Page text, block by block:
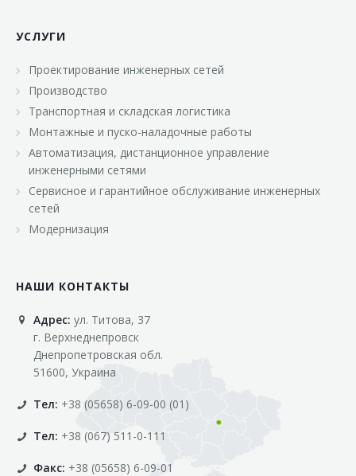
УСЛУГИ
Проектирование инженерных сетей
Производство
Транспортная и складская логистика
Монтажные и пуско-наладочные работы
Автоматизация, дистанционное управление
инженерными сетями
Сервисное и гарантийное обслуживание инженерных
сетей
Модернизация
НАШИ КОНТАКТЫ
Адрес: ул. Титова, 37
г. Верхнеднепровск
Днепропетровская обл.
51600, Украина
Тел: +38 (05658) 6-09-00 (01)
Тел: +38 (067) 511-0-111
Факс: +38 (05658) 6-09-01